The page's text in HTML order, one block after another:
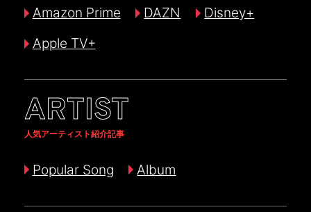
Amazon Prime
DAZN
Disney+
Apple TV+
ARTIST
人気アーティスト紹介記事
Popular Song Album